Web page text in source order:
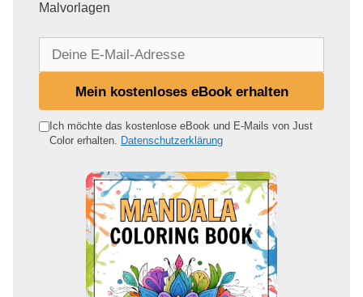
Malvorlagen
e
Mein kostenloses eBook erhalten
Ich möchte das kostenlose eBook und E-Mails von Just
Color erhalten.
Datenschutzerklärung